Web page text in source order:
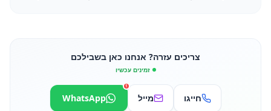
צריכים עזרה? אנחנו כאן בשבילכם
זמינים עכשיו
חייגו מייל WhatsApp
1